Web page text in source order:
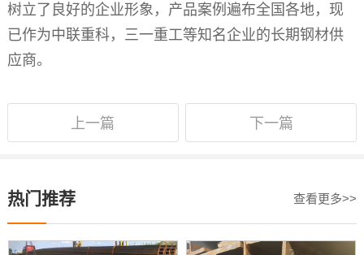
树立了良好的企业形象，产品案例遍布全国各地，现
已作为中联重科，三一重工等知名企业的长期钢材供
应商。
上一篇 下一篇
热门推荐 查看更多>>